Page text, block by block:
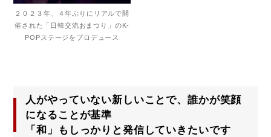
２０２３年、４年ぶりにリアルで開
催された「日韓交流おまつり」のK-
POPステージをプロデュース
人がやっていない新しいことで、誰かが笑顔
になることが基準
「和」もしっかりと発信していきたいです